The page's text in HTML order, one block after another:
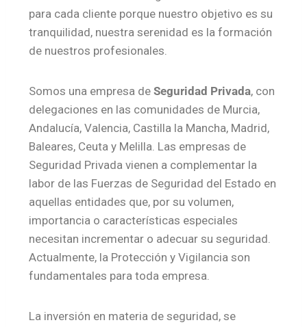
para cada cliente porque nuestro objetivo es su
tranquilidad, nuestra serenidad es la formación
de nuestros profesionales.
Somos una empresa de Seguridad Privada, con
delegaciones en las comunidades de Murcia,
Andalucía, Valencia, Castilla la Mancha, Madrid,
Baleares, Ceuta y Melilla. Las empresas de
Seguridad Privada vienen a complementar la
labor de las Fuerzas de Seguridad del Estado en
aquellas entidades que, por su volumen,
importancia o características especiales
necesitan incrementar o adecuar su seguridad.
Actualmente, la Protección y Vigilancia son
fundamentales para toda empresa.
La inversión en materia de seguridad, se